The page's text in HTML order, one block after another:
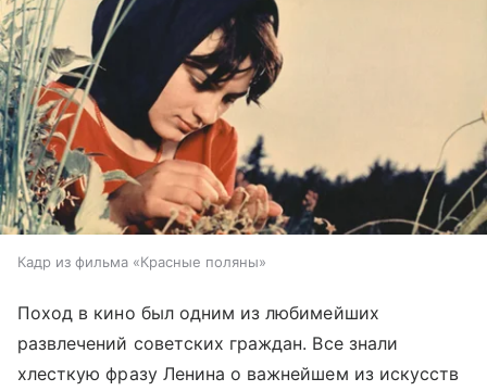
Кадр из фильма «Красные поляны»
Поход в кино был одним из любимейших
развлечений советских граждан. Все знали
хлесткую фразу Ленина о важнейшем из искусств